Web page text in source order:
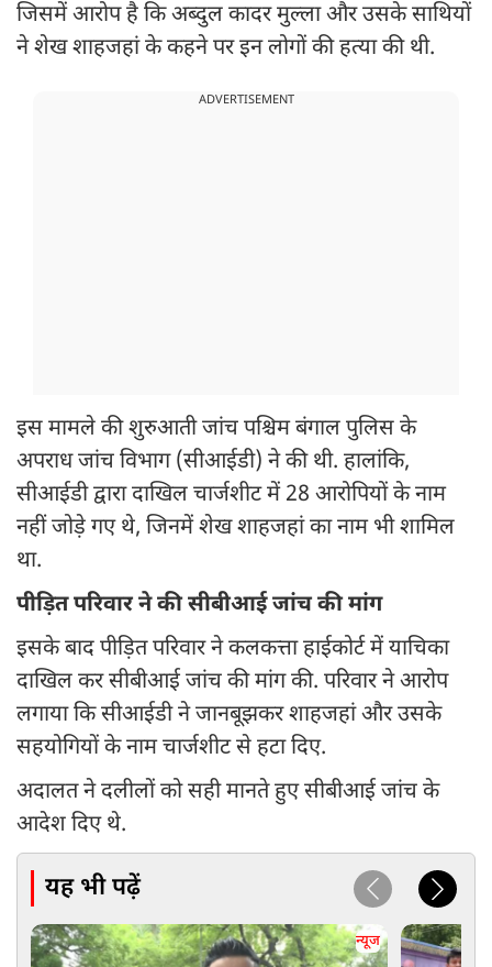
जिसमें आरोप है कि अब्दुल कादर मुल्ला और उसके साथियों
ने शेख शाहजहां के कहने पर इन लोगों की हत्या की थी.
ADVERTISEMENT
इस मामले की शुरुआती जांच पश्चिम बंगाल पुलिस के
अपराध जांच विभाग (सीआईडी) ने की थी. हालांकि,
सीआईडी द्वारा दाखिल चार्जशीट में 28 आरोपियों के नाम
नहीं जोड़े गए थे, जिनमें शेख शाहजहां का नाम भी शामिल
था.
पीड़ित परिवार ने की सीबीआई जांच की मांग
इसके बाद पीड़ित परिवार ने कलकत्ता हाईकोर्ट में याचिका
दाखिल कर सीबीआई जांच की मांग की. परिवार ने आरोप
लगाया कि सीआईडी ने जानबूझकर शाहजहां और उसके
सहयोगियों के नाम चार्जशीट से हटा दिए.
अदालत ने दलीलों को सही मानते हुए सीबीआई जांच के
आदेश दिए थे.
यह भी पढ़ें
न्यूज